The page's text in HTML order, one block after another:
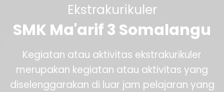
Ekstrakurikuler
SMK Ma'arif 3 Somalangu
Kegiatan atau aktivitas ekstrakurikuler
merupakan kegiatan atau aktivitas yang
diselenggarakan di luar jam pelajaran yang